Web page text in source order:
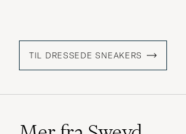
TIL DRESSEDE SNEAKERS